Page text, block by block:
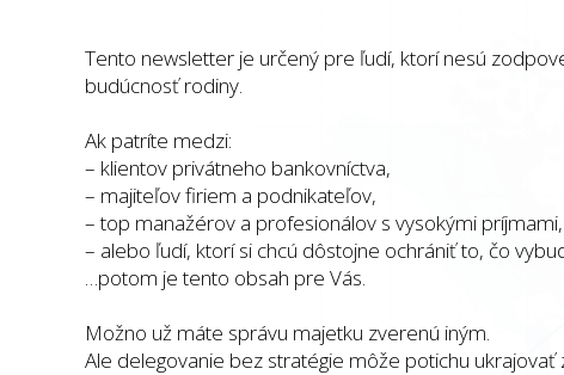
Tento newsletter je určený pre ľudí, ktorí nesú
budúcnosť rodiny.
Ak patríte medzi:
– klientov privátneho bankovníctva,
– majiteľov firiem a podnikateľov,
– top manažérov a profesionálov s vysokými príjmami,
– alebo ľudí, ktorí si chcú dôstojne ochrániť to, čo
…potom je tento obsah pre Vás.
Možno už máte správu majetku zverenú iným.
Ale delegovanie bez stratégie môže potichu ukrajovať